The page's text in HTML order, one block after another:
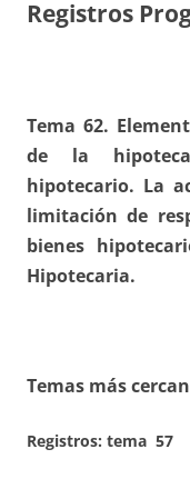
Registros
Tema 62.
de la
hipotecario. La
limitación de
bienes
Hipotecaria.
Temas más
Registros: tema 57